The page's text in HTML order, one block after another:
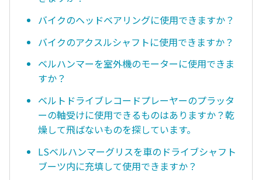
バイクのヘッドベアリングに使用できますか？
バイクのアクスルシャフトに使用できますか？
ベルハンマーを室外機のモーターに使用できま
すか？
ベルトドライブレコードプレーヤーのプラッタ
ーの軸受けに使用できるものはありますか？乾
燥して飛ばないものを探しています。
LSベルハンマーグリスを車のドライブシャフト
ブーツ内に充填して使用できますか？